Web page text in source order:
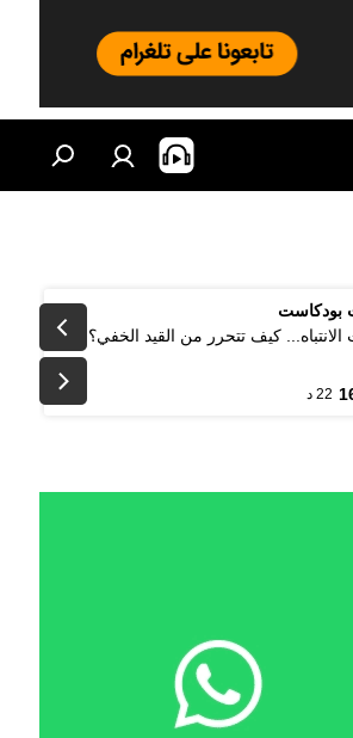
بودكاست
كيف تتحرر من القيد الخفي؟
22 د